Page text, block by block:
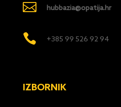
 hubbazia@opatija.hr
 +385 99 526 92 94
IZBORNIK